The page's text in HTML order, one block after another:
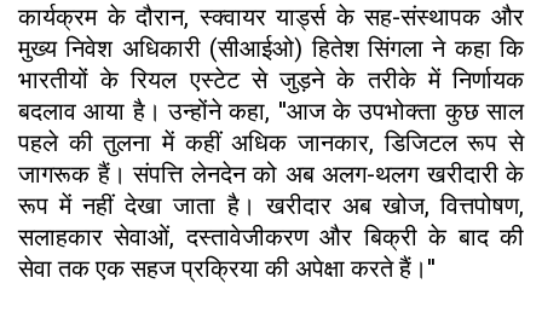
कार्यक्रम के दौरान, स्क्वायर यार्ड्स के सह-संस्थापक और
मुख्य निवेश अधिकारी (सीआईओ) हितेश सिंगला ने कहा कि
भारतीयों के रियल एस्टेट से जुड़ने के तरीके में निर्णायक
बदलाव आया है। उन्होंने कहा, ''आज के उपभोक्ता कुछ साल
पहले की तुलना में कहीं अधिक जानकार, डिजिटल रूप से
जागरूक हैं। संपत्ति लेनदेन को अब अलग-थलग खरीदारी के
रूप में नहीं देखा जाता है। खरीदार अब खोज, वित्तपोषण,
सलाहकार सेवाओं, दस्तावेजीकरण और बिक्री के बाद की
सेवा तक एक सहज प्रक्रिया की अपेक्षा करते हैं।''